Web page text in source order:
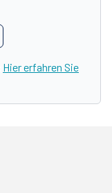
Hier erfahren Sie